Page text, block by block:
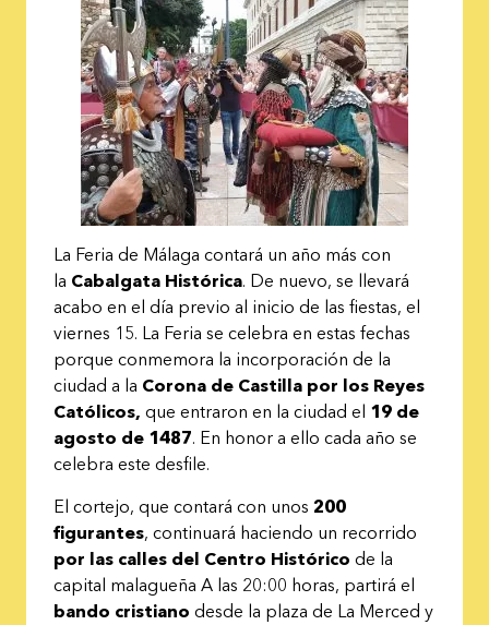
La Feria de Málaga contará un año más con
la Cabalgata Histórica. De nuevo, se llevará
acabo en el día previo al inicio de las fiestas, el
viernes 15. La Feria se celebra en estas fechas
porque conmemora la incorporación de la
ciudad a la Corona de Castilla por los Reyes
Católicos, que entraron en la ciudad el 19 de
agosto de 1487. En honor a ello cada año se
celebra este desfile.
El cortejo, que contará con unos 200
figurantes, continuará haciendo un recorrido
por las calles del Centro Histórico de la
capital malagueña A las 20:00 horas, partirá el
bando cristiano desde la plaza de La Merced y